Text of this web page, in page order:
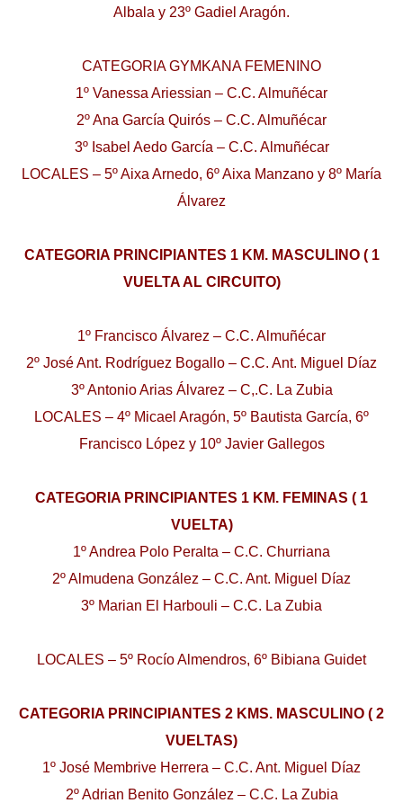
Albala y 23º Gadiel Aragón.
CATEGORIA GYMKANA FEMENINO
1º Vanessa Ariessian – C.C. Almuñécar
2º Ana García Quirós – C.C. Almuñécar
3º Isabel Aedo García – C.C. Almuñécar
LOCALES – 5º Aixa Arnedo, 6º Aixa Manzano y 8º María
Álvarez
CATEGORIA PRINCIPIANTES 1 KM. MASCULINO ( 1
VUELTA AL CIRCUITO)
1º Francisco Álvarez – C.C. Almuñécar
2º José Ant. Rodríguez Bogallo – C.C. Ant. Miguel Díaz
3º Antonio Arias Álvarez – C,.C. La Zubia
LOCALES – 4º Micael Aragón, 5º Bautista García, 6º
Francisco López y 10º Javier Gallegos
CATEGORIA PRINCIPIANTES 1 KM. FEMINAS ( 1
VUELTA)
1º Andrea Polo Peralta – C.C. Churriana
2º Almudena González – C.C. Ant. Miguel Díaz
3º Marian El Harbouli – C.C. La Zubia
LOCALES – 5º Rocío Almendros, 6º Bibiana Guidet
CATEGORIA PRINCIPIANTES 2 KMS. MASCULINO ( 2
VUELTAS)
1º José Membrive Herrera – C.C. Ant. Miguel Díaz
2º Adrian Benito González – C.C. La Zubia